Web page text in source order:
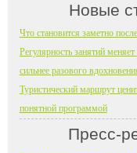
Новые
Что становится заметно
Регулярность занятий
сильнее разового
Туристический маршрут
понятной программой
Пресс-